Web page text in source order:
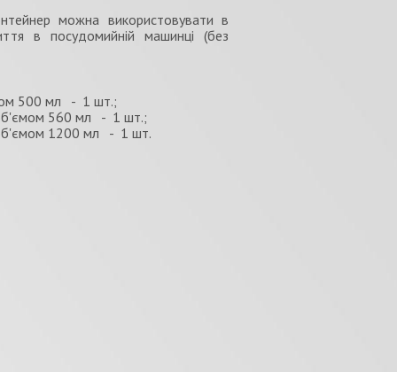
можна використовувати в
в посудомийній машинці (без
500 мл - 1 шт.;
об'ємом 560 мл - 1 шт.;
об'ємом 1200 мл - 1 шт.